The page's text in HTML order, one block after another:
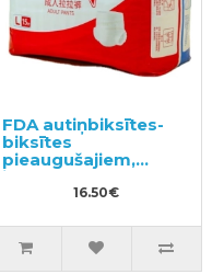
FDA autiņbiksītes-
biksītes
pieaugušajiem,
izmērs L 15 gab
16.50€